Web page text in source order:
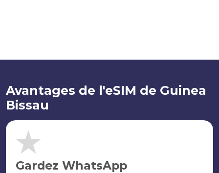
Avantages de l'eSIM de Guinea
Bissau
Gardez WhatsApp